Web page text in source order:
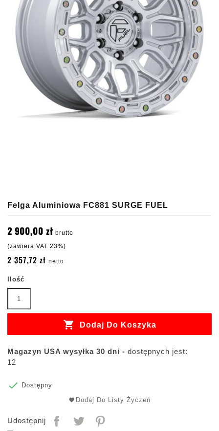
Felga Aluminiowa FC881 SURGE FUEL
2 900,00 zł brutto
(zawiera VAT 23%)
2 357,72 zł netto
Ilość
 Dodaj Do Koszyka
Magazyn USA wysyłka 30 dni - dostępnych jest:
12

Dostępny
Dodaj Do Listy Życzeń
Udostępnij